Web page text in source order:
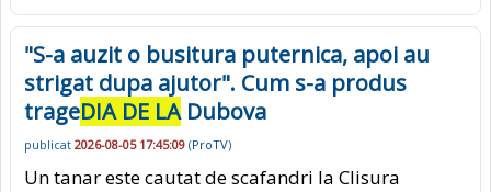
"S-a auzit o busitura puternica, apoi au
strigat dupa ajutor". Cum s-a produs
trageDIA DE LADubova
publicat 2026-08-05 17:45:09 (ProTV)
Un tanar este cautat de scafandri la Clisura